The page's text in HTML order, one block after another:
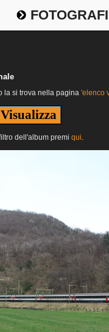
la si trova nella pagina 'elenco
dell'album premi qui.